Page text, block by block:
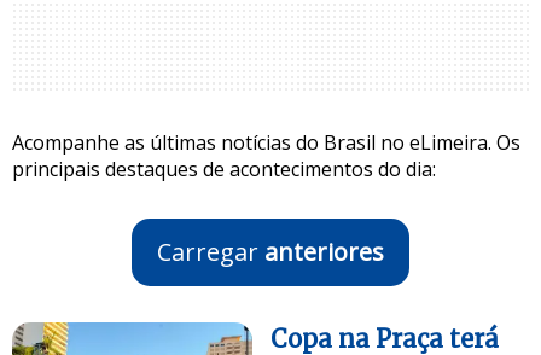
Acompanhe as últimas notícias do Brasil no eLimeira. Os
principais destaques de acontecimentos do dia:
Carregar anteriores
Copa na Praça terá